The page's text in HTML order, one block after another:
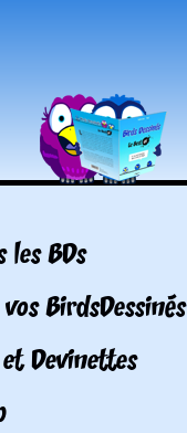
les BDs
BirdsDessinés
Devinettes